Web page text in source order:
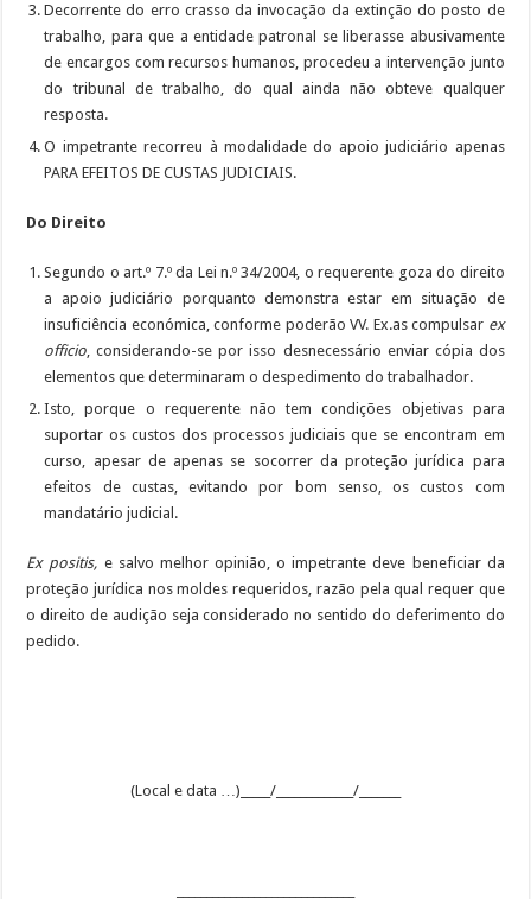
Decorrente do erro crasso da invocação da extinção do posto de
trabalho, para que a entidade patronal se liberasse abusivamente
de encargos com recursos humanos, procedeu a intervenção junto
do tribunal de trabalho, do qual ainda não obteve qualquer
resposta.
O impetrante recorreu à modalidade do apoio judiciário apenas
PARA EFEITOS DE CUSTAS JUDICIAIS.
Do Direito
Segundo o art.º 7.º da Lei n.º 34/2004, o requerente goza do direito
a apoio judiciário porquanto demonstra estar em situação de
insuficiência económica, conforme poderão VV. Ex.as compulsar ex
officio, considerando-se por isso desnecessário enviar cópia dos
elementos que determinaram o despedimento do trabalhador.
Isto, porque o requerente não tem condições objetivas para
suportar os custos dos processos judiciais que se encontram em
curso, apesar de apenas se socorrer da proteção jurídica para
efeitos de custas, evitando por bom senso, os custos com
mandatário judicial.
Ex positis, e salvo melhor opinião, o impetrante deve beneficiar da
proteção jurídica nos moldes requeridos, razão pela qual requer que
o direito de audição seja considerado no sentido do deferimento do
pedido.
(Local e data …)_____/_____________/_______